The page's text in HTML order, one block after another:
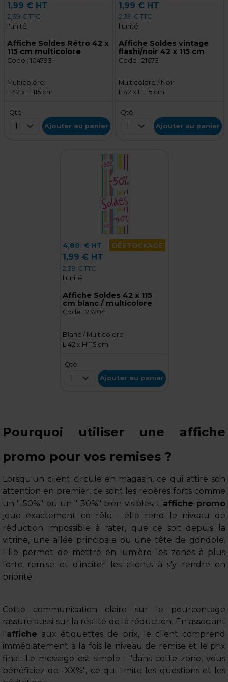
1,99 € HT
2,39 € TTC
l'unité
Affiche Soldes Rétro 42 x
115 cm multicolore
Code : 104793
Multicolore
L 42 x H 115 cm
Qté
1 Ajouter au panier
1,99 € HT
2,39 € TTC
l'unité
Affiche Soldes vintage
flashi/noir 42 x 115 cm
Code : 21673
Multicolore / Noir
L 42 x H 115 cm
Qté
1 Ajouter au panier
4,80€ HT DÉSTOCKAGE
1,99 € HT
2,39 € TTC
l'unité
Affiche Soldes 42 x 115
cm blanc / multicolore
Code : 23204
Blanc / Multicolore
L 42 x H 115 cm
Qté
1 Ajouter au panier
Pourquoi utiliser une affiche
promo pour vos remises ?
Lorsqu'un client circule en magasin, ce qui attire son
attention en premier, ce sont les repères forts comme
un "-50%" ou un "-30%" bien visibles. L'affiche promo
joue exactement ce rôle : elle rend le niveau de
réduction impossible à rater, que ce soit depuis la
vitrine, une allée principale ou une tête de gondole.
Elle permet de mettre en lumière les zones à plus
forte remise et d'inciter les clients à s'y rendre en
priorité.
Cette communication claire sur le pourcentage
rassure aussi sur la réalité de la réduction. En associant
l'affiche aux étiquettes de prix, le client comprend
immédiatement à la fois le niveau de remise et le prix
final. Le message est simple : "dans cette zone, vous
bénéficiez de -XX%", ce qui limite les questions et les